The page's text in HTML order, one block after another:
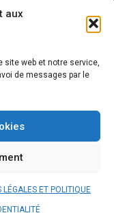
aux
site web et notre service,
de messages par le
LÉGALES ET POLITIQUE
vous
Facebook
Orocom.fr